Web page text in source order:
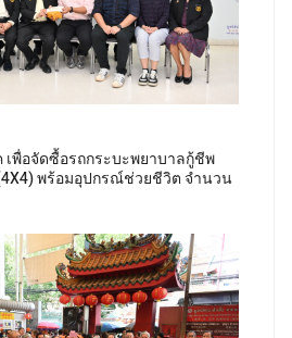
เพื่อจัดซื้อรถกระบะพยาบาลกู้ชีพ
พร้อมอุปกรณ์ช่วยชีวิต จำนวน